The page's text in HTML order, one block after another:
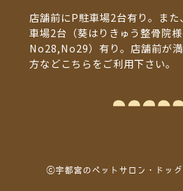
店舗前にP駐車場2台有り。ま
車場2台（葵はりきゅう整骨院
No28,No29）有り。店舗前が
方などこちらをご利用下さい。
ⓒ宇都宮のペットサロン・ドッ